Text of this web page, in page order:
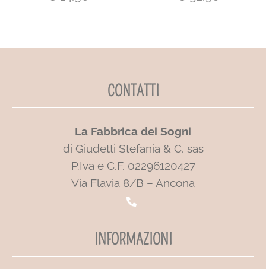
CONTATTI
La Fabbrica dei Sogni
di Giudetti Stefania & C. sas
P.Iva e C.F. 02296120427
Via Flavia 8/B – Ancona
INFORMAZIONI